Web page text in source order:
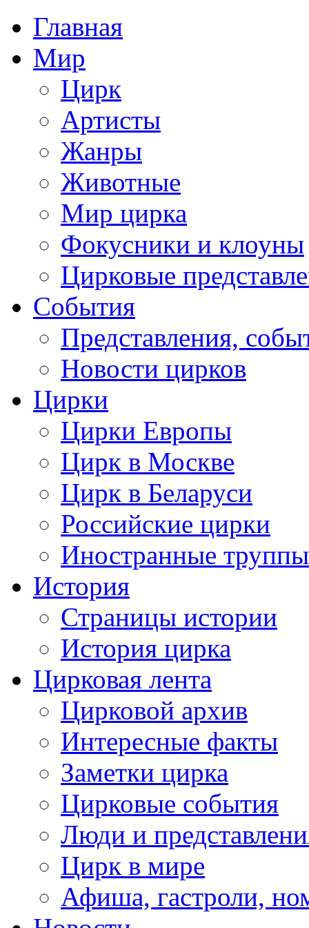
Главная
Мир
Цирк
Артисты
Жанры
Животные
Мир цирка
Фокусники и клоуны
Цирковые
События
Представления,
Новости цирков
Цирки
Цирки Европы
Цирк в Москве
Цирк в Беларуси
Российские цирки
Иностранные труппы
История
Страницы истории
История цирка
Цирковая лента
Цирковой архив
Интересные факты
Заметки цирка
Цирковые события
Люди и
Цирк в мире
Афиша, гастроли,